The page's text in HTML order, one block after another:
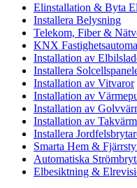
Elinstallation & Byta
Installera Belysning
Telekom, Fiber &
KNX
Installation av
Installera
Installation av Vitvaror
Installation av
Installation av
Installation av
Installera
Smarta Hem &
Automatiska
Elbesiktning &